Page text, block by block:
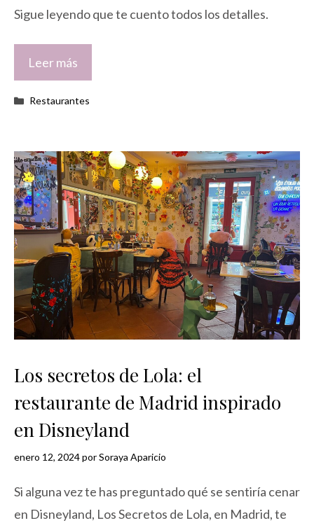
Sigue leyendo que te cuento todos los detalles.
Leer más
Categorías
Restaurantes
Los secretos de Lola: el
restaurante de Madrid inspirado
en Disneyland
enero 12, 2024porSoraya Aparicio
Si alguna vez te has preguntado qué se sentiría cenar
en Disneyland, Los Secretos de Lola, en Madrid, te